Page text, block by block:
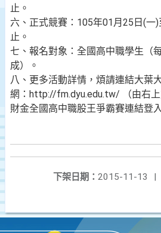
止。
六、正式競賽：105年01月25日(一
止。
七、報名對象：全國高中職學生（
成）。
八、更多活動詳情，煩請連結大葉
網：http://fm.dyu.edu.tw/ （由右
財金全國高中職股王爭霸賽連結登入
下架日期： 2015-11-13
|